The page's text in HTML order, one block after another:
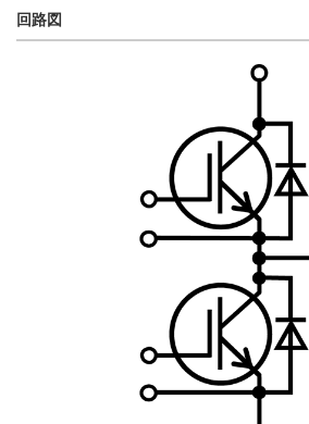
回路図